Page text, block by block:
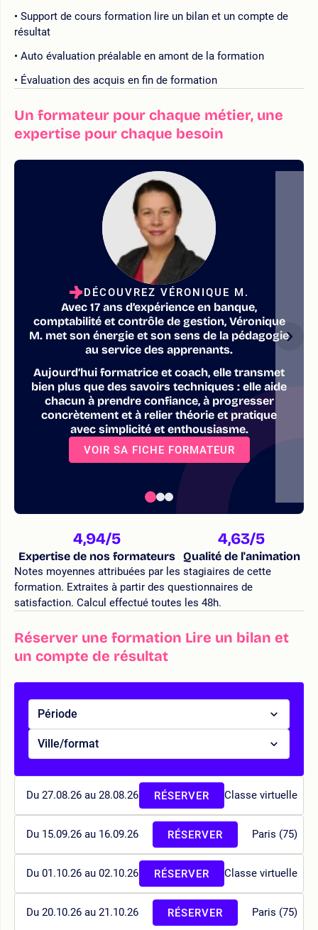
Support de cours formation lire un bilan et un compte de
résultat
Auto évaluation préalable en amont de la formation
Évaluation des acquis en fin de formation
Un formateur pour chaque métier, une
expertise pour chaque besoin
DÉCOUVREZ VÉRONIQUE M.
Avec 17 ans d’expérience en banque,
comptabilité et contrôle de gestion, Véronique
M. met son énergie et son sens de la pédagogie
au service des apprenants.
Aujourd’hui formatrice et coach, elle transmet
bien plus que des savoirs techniques : elle aide
chacun à prendre confiance, à progresser
concrètement et à relier théorie et pratique
avec simplicité et enthousiasme.
VOIR SA FICHE FORMATEUR
4,94/5
Expertise de nos formateurs
4,63/5
Qualité de l'animation
Notes moyennes attribuées par les stagiaires de cette
formation. Extraites à partir des questionnaires de
satisfaction. Calcul effectué toutes les 48h.
Réserver une formation Lire un bilan et
un compte de résultat
Période
Ville/format
Du 27.08.26 au 28.08.26 Classe virtuelle
RÉSERVER
Du 15.09.26 au 16.09.26 Paris (75)
RÉSERVER
Du 01.10.26 au 02.10.26 Classe virtuelle
RÉSERVER
Du 20.10.26 au 21.10.26 Paris (75)
RÉSERVER